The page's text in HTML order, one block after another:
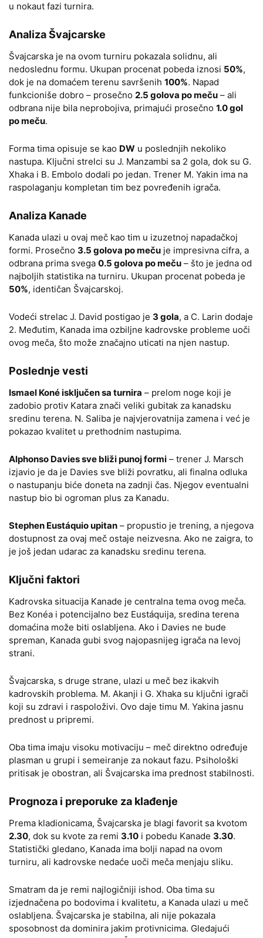
u nokaut fazi turnira.
Analiza Švajcarske
Švajcarska je na ovom turniru pokazala solidnu, ali
nedoslednu formu. Ukupan procenat pobeda iznosi 50%,
dok je na domaćem terenu savršenih 100%. Napad
funkcioniše dobro – prosečno 2.5 golova po meču – ali
odbrana nije bila neprobojiva, primajući prosečno 1.0 gol
po meču.
Forma tima opisuje se kao DW u poslednjih nekoliko
nastupa. Ključni strelci su J. Manzambi sa 2 gola, dok su G.
Xhaka i B. Embolo dodali po jedan. Trener M. Yakin ima na
raspolaganju kompletan tim bez povređenih igrača.
Analiza Kanade
Kanada ulazi u ovaj meč kao tim u izuzetnoj napadačkoj
formi. Prosečno 3.5 golova po meču je impresivna cifra, a
odbrana prima svega 0.5 golova po meču – što je jedna od
najboljih statistika na turniru. Ukupan procenat pobeda je
50%, identičan Švajcarskoj.
Vodeći strelac J. David postigao je 3 gola, a C. Larin dodaje
2. Međutim, Kanada ima ozbiljne kadrovske probleme uoči
ovog meča, što može značajno uticati na njen nastup.
Poslednje vesti
Ismaеl Koné isključen sa turnira – prelom noge koji je
zadobio protiv Katara znači veliki gubitak za kanadsku
sredinu terena. N. Saliba je najvjerovatnija zamena i već je
pokazao kvalitet u prethodnim nastupima.
Alphonso Davies sve bliži punoj formi – trener J. Marsch
izjavio je da je Davies sve bliži povratku, ali finalna odluka
o nastupanju biće doneta na zadnji čas. Njegov eventualni
nastup bio bi ogroman plus za Kanadu.
Stephen Eustáquio upitan – propustio je trening, a njegova
dostupnost za ovaj meč ostaje neizvesna. Ako ne zaigra, to
je još jedan udarac za kanadsku sredinu terena.
Ključni faktori
Kadrovska situacija Kanade je centralna tema ovog meča.
Bez Konéa i potencijalno bez Eustáquija, sredina terena
domaćina može biti oslabljena. Ako i Davies ne bude
spreman, Kanada gubi svog najopasnijeg igrača na levoj
strani.
Švajcarska, s druge strane, ulazi u meč bez ikakvih
kadrovskih problema. M. Akanji i G. Xhaka su ključni igrači
koji su zdravi i raspoloživi. Ovo daje timu M. Yakina jasnu
prednost u pripremi.
Oba tima imaju visoku motivaciju – meč direktno određuje
plasman u grupi i semeiranje za nokaut fazu. Psihološki
pritisak je obostran, ali Švajcarska ima prednost stabilnosti.
Prognoza i preporuke za klađenje
Prema kladionicama, Švajcarska je blagi favorit sa kvotom
2.30, dok su kvote za remi 3.10 i pobedu Kanade 3.30.
Statistički gledano, Kanada ima bolji napad na ovom
turniru, ali kadrovske nedaće uoči meča menjaju sliku.
Smatram da je remi najlogičniji ishod. Oba tima su
izjednačena po bodovima i kvalitetu, a Kanada ulazi u meč
oslabljena. Švajcarska je stabilna, ali nije pokazala
sposobnost da dominira jakim protivnicima. Gledajući